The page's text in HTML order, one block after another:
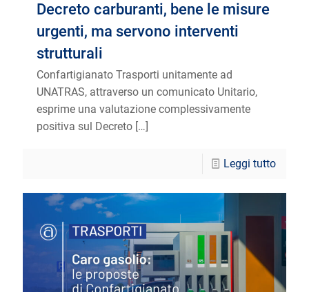
Decreto carburanti, bene le misure
urgenti, ma servono interventi
strutturali
Confartigianato Trasporti unitamente ad
UNATRAS, attraverso un comunicato Unitario,
esprime una valutazione complessivamente
positiva sul Decreto […]
Leggi tutto